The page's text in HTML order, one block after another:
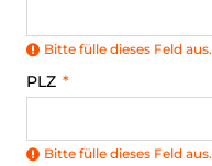
Bitte fülle dieses Feld aus.
PLZ
Bitte fülle dieses Feld aus.